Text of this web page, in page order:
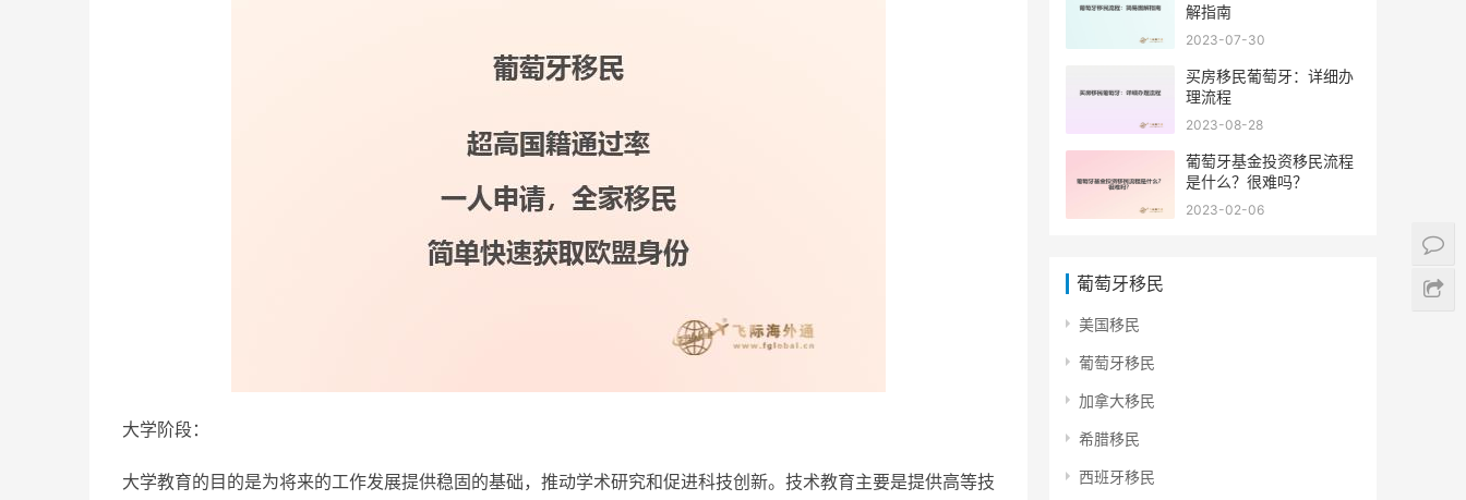
大学阶段：
大学教育的目的是为将来的工作发展提供稳固的基础，推动学术研究和促进科技创新。技术教育主要是提供高等技
解指南
2023-07-30
买房移民葡萄牙：详细办
理流程
2023-08-28
葡萄牙基金投资移民流程
是什么？很难吗？
2023-02-06
葡萄牙移民
美国移民
葡萄牙移民
加拿大移民
希腊移民
西班牙移民